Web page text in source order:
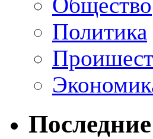
Общество
Политика